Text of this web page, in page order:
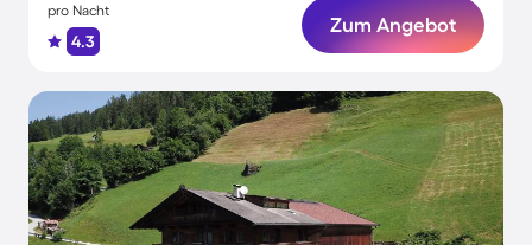
pro Nacht
4.3
Zum Angebot